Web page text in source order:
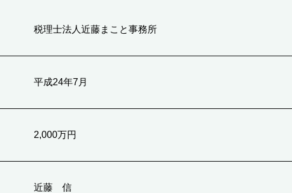
税理士法人近藤まこと事務所
平成24年7月
2,000万円
近藤 信